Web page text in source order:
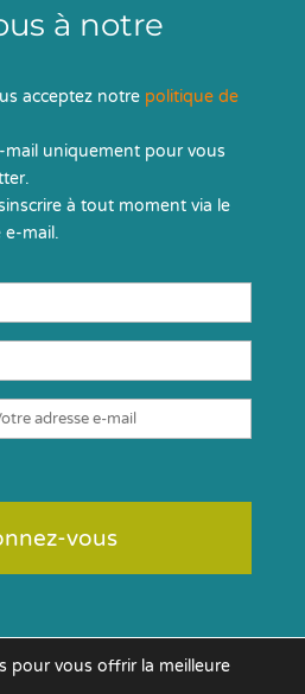
à notre
acceptez notre politique de
uniquement pour vous
à tout moment via le
e-mail.
pour vous offrir la meilleure